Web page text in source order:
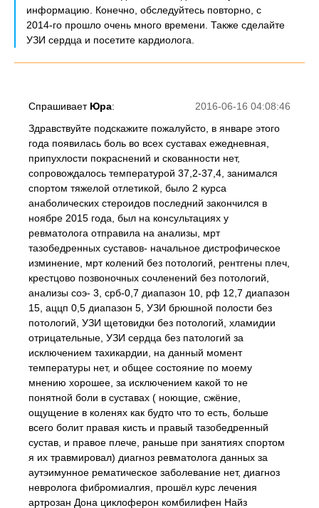
информацию. Конечно, обследуйтесь повторно, с
2014-го прошло очень много времени. Также сделайте
УЗИ сердца и посетите кардиолога.
2016-06-16 04:08:46
Спрашивает Юра:
Здравствуйте подскажите пожалуйсто, в январе этого
года появилась боль во всех суставах ежедневная,
припухлости покраснений и скованности нет,
сопровождалось температурой 37,2-37,4, занимался
спортом тяжелой отлетикой, было 2 курса
анаболических стероидов последний закончился в
ноябре 2015 года, был на консультациях у
ревматолога отправила на анализы, мрт
тазобедренных суставов- начальное дистрофическое
изминение, мрт колений без потологий, рентгены плеч,
крестцово позвоночных сочленений без потологий,
анализы соэ- 3, срб-0,7 диапазон 10, рф 12,7 диапазон
15, аццп 0,5 диапазон 5, УЗИ брюшной полости без
потологий, УЗИ щетовидки без потологий, хламидии
отрицательные, УЗИ сердца без патологий за
исключением тахикардии, на данный момент
температуры нет, и общее состояние по моему
мнению хорошее, за исключением какой то не
понятной боли в суставах ( ноющие, сжёние,
ощущение в коленях как будто что то есть, больше
всего болит правая кисть и правый тазобедренный
сустав, и правое плече, раньше при занятиях спортом
я их травмировал) диагноз ревматолога данных за
аутэимунное рематическое заболевание нет, диагноз
невролога фибромиалгия, прошёл курс лечения
артрозан Дона циклоферон комбилифен Найз